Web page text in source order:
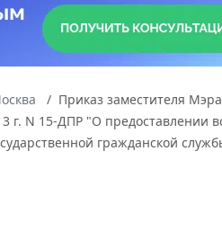
Приказ заместителя
N 15-ДПР "О предоставлении
гражданской